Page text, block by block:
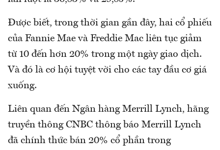
Được biết, trong thời gian gần đây, hai cổ phiếu
của Fannie Mae và Freddie Mac liên tục giảm
từ 10 đến hơn 20% trong một ngày giao dịch.
Và đó là cơ hội tuyệt vời cho các tay đầu cơ giá
xuống.
Liên quan đến Ngân hàng Merrill Lynch, hãng
truyền thông CNBC thông báo Merrill Lynch
đã chính thức bán 20% cổ phần trong